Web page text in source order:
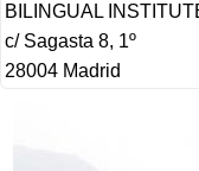
BILINGUAL
c/ Sagasta 8, 1º
28004 Madrid